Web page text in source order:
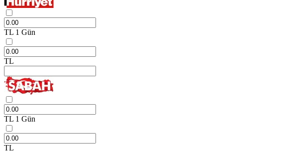
TL 1 Gün
TL
TL 1 Gün
TL